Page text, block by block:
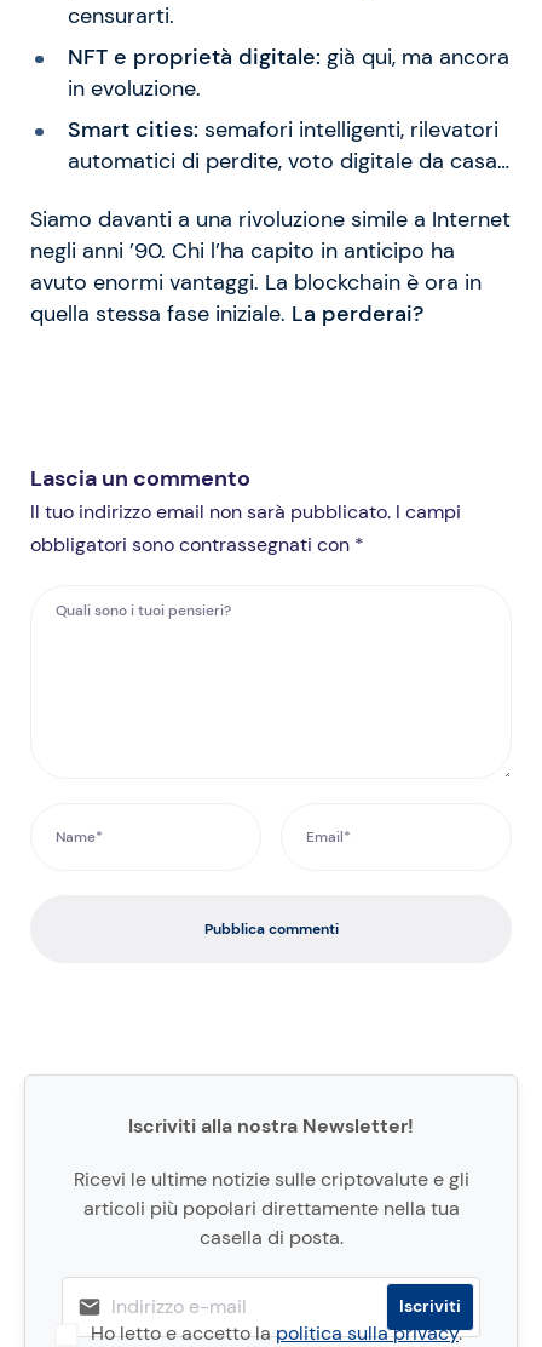
censurarti.
NFT e proprietà digitale: già qui, ma ancora
in evoluzione.
Smart cities: semafori intelligenti, rilevatori
automatici di perdite, voto digitale da casa…
Siamo davanti a una rivoluzione simile a Internet
negli anni ’90. Chi l’ha capito in anticipo ha
avuto enormi vantaggi. La blockchain è ora in
quella stessa fase iniziale. La perderai?
Lascia un commento
Il tuo indirizzo email non sarà pubblicato. I campi
obbligatori sono contrassegnati con *
Pubblica commenti
Iscriviti alla nostra Newsletter!
Ricevi le ultime notizie sulle criptovalute e gli
articoli più popolari direttamente nella tua
casella di posta.
Ho letto e accetto lapolitica sulla privacy.